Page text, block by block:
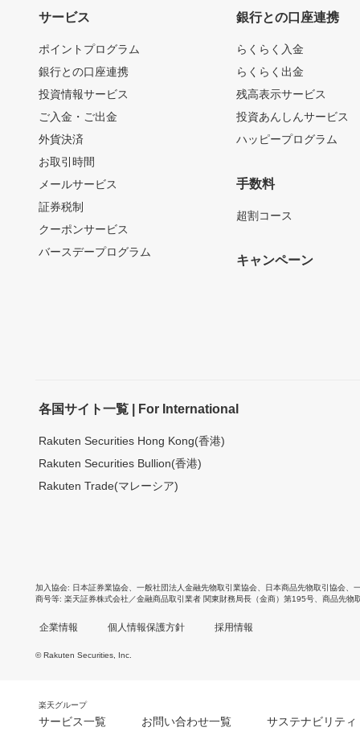
サービス
ポイントプログラム
銀行との口座連携
投資情報サービス
ご入金・ご出金
外貨決済
お取引時間
メールサービス
証券税制
クーポンサービス
バースデープログラム
銀行との口座連携
らくらく入金
らくらく出金
残高表示サービス
投資あんしんサービス
ハッピープログラム
手数料
超割コース
キャンペーン
各国サイト一覧 | For International
Rakuten Securities Hong Kong(香港)
Rakuten Securities Bullion(香港)
Rakuten Trade(マレーシア)
加入協会 日本証券業協会 一般社団法人金融先物取引業協会 日本商品先物取引協会
商号等 楽天証券株式会社／金融商品取引業者 関東財務局長（金商）第195号、商品先物
企業情報 個人情報保護方針 採用情報
© Rakuten Securities, Inc.
楽天グループ
サービス一覧 お問い合わせ一覧 サステナビリティ